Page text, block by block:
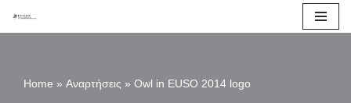
περιεχόμενο
Home » Αναρτήσεις » Owl in EUSO 2014 logo